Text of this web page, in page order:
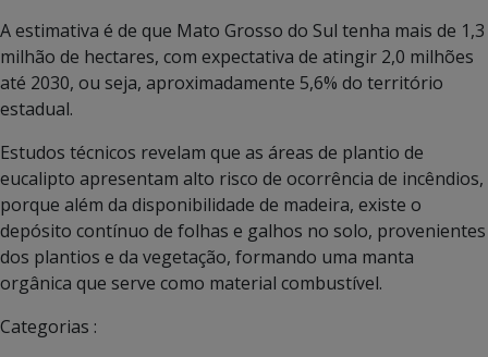
A estimativa é de que Mato Grosso do Sul tenha mais de 1,3
milhão de hectares, com expectativa de atingir 2,0 milhões
até 2030, ou seja, aproximadamente 5,6% do território
estadual.
Estudos técnicos revelam que as áreas de plantio de
eucalipto apresentam alto risco de ocorrência de incêndios,
porque além da disponibilidade de madeira, existe o
depósito contínuo de folhas e galhos no solo, provenientes
dos plantios e da vegetação, formando uma manta
orgânica que serve como material combustível.
Categorias :